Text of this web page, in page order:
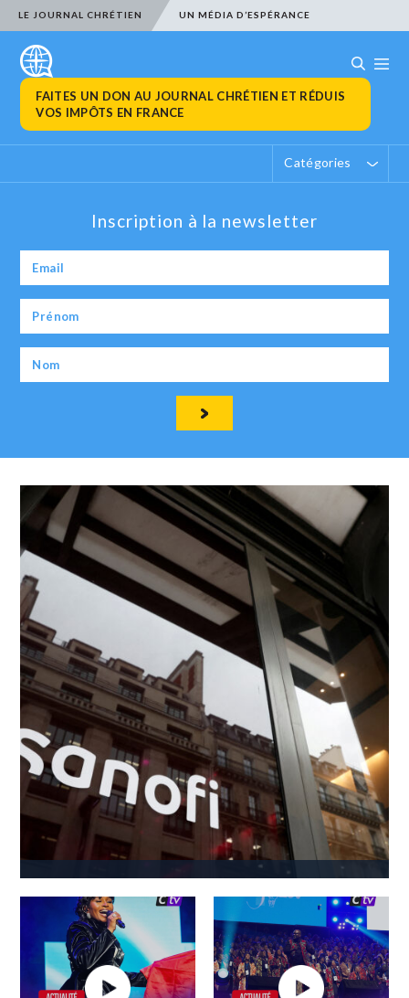
LE JOURNAL CHRÉTIEN UN MÉDIA D’ESPÉRANCE
FAITES UN DON AU JOURNAL CHRÉTIEN ET RÉDUIS
VOS IMPÔTS EN FRANCE
Catégories
Inscription à la newsletter